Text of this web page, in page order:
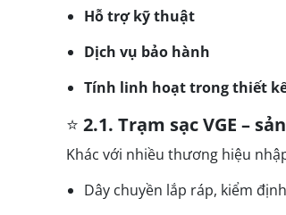
Hỗ trợ kỹ thuật
Dịch vụ bảo hành
Tính linh hoạt trong thiết
⭐ 2.1. Trạm sạc VGE –
Khác với nhiều thương hiệu
Dây chuyền lắp ráp, kiểm